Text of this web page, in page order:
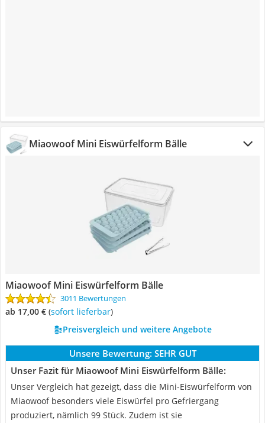
Miaowoof Mini Eiswürfelform Bälle
Miaowoof Mini Eiswürfelform Bälle
3011 Bewertungen
ab 17,00 € ( Sofort lieferbar)
Preisvergleich und weitere Angebote
Unsere Bewertung: SEHR GUT
Unser Fazit für Miaowoof Mini Eiswürfelform Bälle:
Unser Vergleich hat gezeigt, dass die Mini-Eiswürfelform von
Miaowoof besonders viele Eiswürfel pro Gefriergang
produziert, nämlich 99 Stück. Zudem ist sie